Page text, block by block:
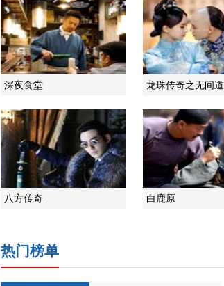
深夜食堂 龙珠传奇之无间道
八方传奇 白鹿原
热门榜单